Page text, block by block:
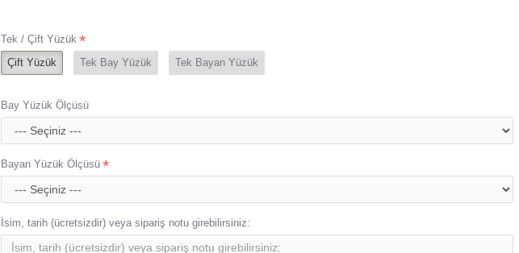
Tek / Çift Yüzük
Çift Yüzük
Tek Bay Yüzük Tek Bayan Yüzük
Bay Yüzük Ölçüsü
Bayan Yüzük Ölçüsü
İsim, tarih (ücretsizdir) veya sipariş notu girebilirsiniz: